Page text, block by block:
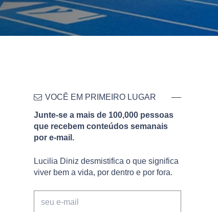
VOCÊ EM PRIMEIRO LUGAR
Junte-se a mais de 100,000 pessoas
que recebem conteúdos semanais
por e-mail.
Lucilia Diniz desmistifica o que significa
viver bem a vida, por dentro e por fora.